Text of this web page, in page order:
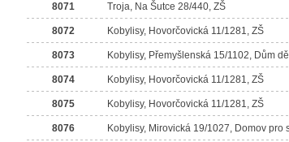
8071 Troja, Na Šutce 28/440, ZŠ
8072 Kobylisy, Hovorčovická 11/1281, ZŠ
8073 Kobylisy, Přemyšlenská 15/1102, Dům
8074 Kobylisy, Hovorčovická 11/1281, ZŠ
8075 Kobylisy, Hovorčovická 11/1281, ZŠ
8076 Kobylisy, Mirovická 19/1027, Domov pro